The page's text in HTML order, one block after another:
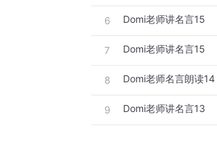
6 Domi老师讲名言15
7 Domi老师讲名言15
8 Domi老师名言朗读14
9 Domi老师讲名言13